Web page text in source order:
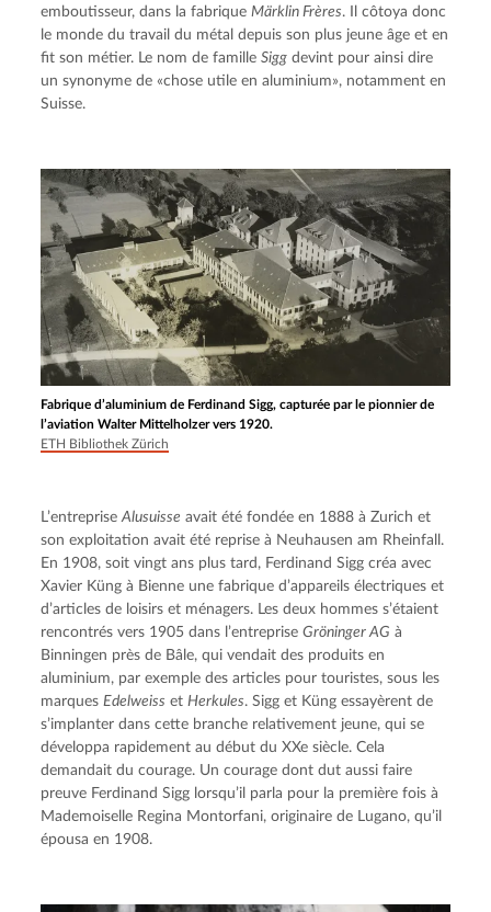
emboutisseur, dans la fabrique Märklin Frères. Il côtoya donc
le monde du travail du métal depuis son plus jeune âge et en
fit son métier. Le nom de famille Sigg devint pour ainsi dire
un synonyme de «chose utile en aluminium», notamment en
Suisse.
Fabrique d’aluminium de Ferdinand Sigg, capturée par le pionnier de
l’aviation Walter Mittelholzer vers 1920.
ETH Bibliothek Zürich
L’entreprise Alusuisse avait été fondée en 1888 à Zurich et
son exploitation avait été reprise à Neuhausen am Rheinfall.
En 1908, soit vingt ans plus tard, Ferdinand Sigg créa avec
Xavier Küng à Bienne une fabrique d’appareils électriques et
d’articles de loisirs et ménagers. Les deux hommes s’étaient
rencontrés vers 1905 dans l’entreprise Gröninger AG à
Binningen près de Bâle, qui vendait des produits en
aluminium, par exemple des articles pour touristes, sous les
marques Edelweiss et Herkules. Sigg et Küng essayèrent de
s’implanter dans cette branche relativement jeune, qui se
développa rapidement au début du XXe siècle. Cela
demandait du courage. Un courage dont dut aussi faire
preuve Ferdinand Sigg lorsqu’il parla pour la première fois à
Mademoiselle Regina Montorfani, originaire de Lugano, qu’il
épousa en 1908.